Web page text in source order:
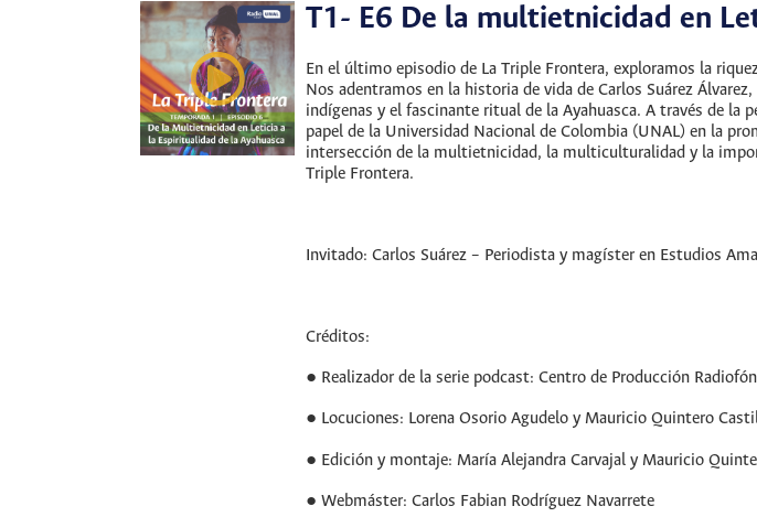
T1- E6 De la multietnicidad en
En el último episodio de La Triple Frontera, exploramos la
Nos adentramos en la historia de vida de Carlos Suárez
indígenas y el fascinante ritual de la Ayahuasca. A través de
papel de la Universidad Nacional de Colombia (UNAL) en la
intersección de la multietnicidad, la multiculturalidad y la
Triple Frontera.
Invitado: Carlos Suárez – Periodista y magíster en Estudios
Créditos:
● Realizador de la serie podcast: Centro de Producción
● Locuciones: Lorena Osorio Agudelo y Mauricio Quintero
● Edición y montaje: María Alejandra Carvajal y Mauricio
● Webmáster: Carlos Fabian Rodríguez Navarrete